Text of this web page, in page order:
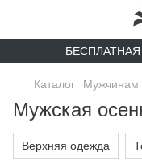
Каталог Мужчинам
Мужская
Верхняя одежда